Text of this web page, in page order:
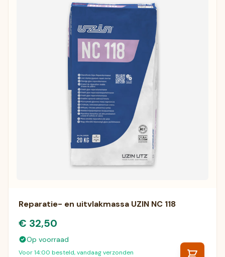
Reparatie- en uitvlakmassa UZIN NC 118
€ 32,50
Op voorraad
Voor 14:00 besteld, vandaag verzonden